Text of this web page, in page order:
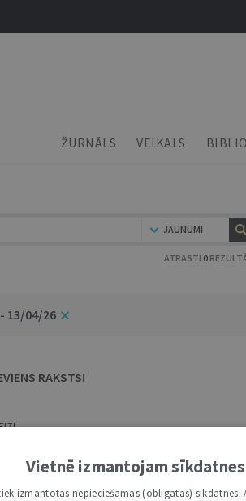
ŽURNĀLS VEIKALS
JAUNUMI
ATRASTI 0
13/04/26
RAKSTS!
LAUKS.Vietnē izmantojam sīkdatnes
izmantotas nepieciešamās (obligātās)